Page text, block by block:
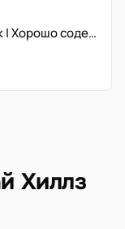
Светлая | Меблирована | Вид на парк | Хорошо содержится
Хиллз